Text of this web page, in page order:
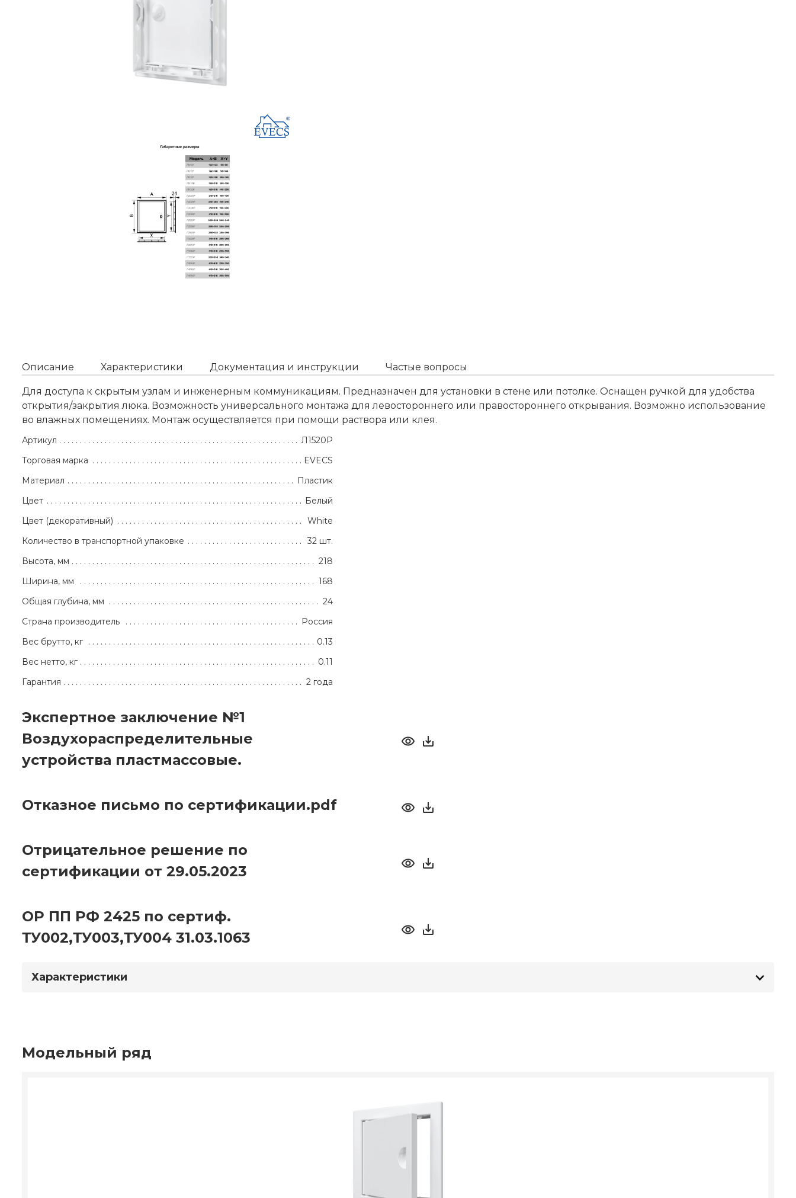
Описание Характеристики Документация и инструкции Частые вопросы
Для доступа к скрытым узлам и инженерным коммуникациям. Предназначен для установки в стене или потолке. Оснащен ручкой для удобства
открытия/закрытия люка. Возможность универсального монтажа для левостороннего или правостороннего открывания. Возможно использование
во влажных помещениях. Монтаж осуществляется при помощи раствора или клея.
Артикул
Л1520Р
Торговая марка
EVECS
Материал
Пластик
Цвет
Белый
Цвет (декоративный)
White
Количество в транспортной упаковке
32 шт.
Высота, мм
218
Ширина, мм
168
Общая глубина, мм
24
Страна производитель
Россия
Вес брутто, кг
0.13
Вес нетто, кг
0.11
Гарантия
2 года
Экспертное заключение №1
Воздухораспределительные
устройства пластмассовые.
Отказное письмо по сертификации.pdf
Отрицательное решение по
сертификации от 29.05.2023
ОР ПП РФ 2425 по сертиф.
ТУ002,ТУ003,ТУ004 31.03.1063
Характеристики
Модельный ряд